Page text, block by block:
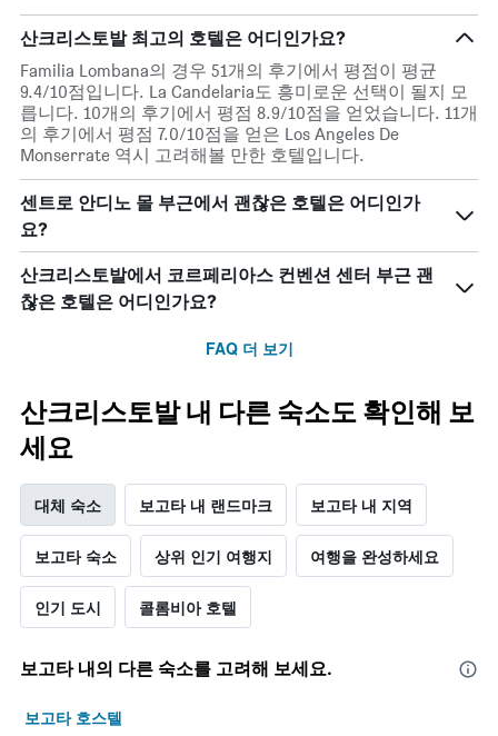
X
축
있
습
니
다.
차
트
에
는
실
의
평
표
시
하
1
개
의
Y
축
이
있
니
시
합
니
다.
차
트
에
는
일
을
표
시
하
는
X
축
이
있
습
니
다.
차
트
에
는
객
의
균
산크리스토발 최고의 호텔은 어디인가요?
Familia Lombana의 경우 51개의 후기에서 평점이 평균
9.4/10점입니다. La Candelaria도 흥미로운 선택이 될지 모
릅니다. 10개의 후기에서 평점 8.9/10점을 얻었습니다. 11개
의 후기에서 평점 7.0/10점을 얻은 Los Angeles De
Monserrate 역시 고려해볼 만한 호텔입니다.
센트로 안디노 몰 부근에서 괜찮은 호텔은 어디인가
요?
산크리스토발에서 코르페리아스 컨벤션 센터 부근 괜
찮은 호텔은 어디인가요?
FAQ 더 보기
산크리스토발 내 다른 숙소도 확인해 보
세요
대체 숙소 보고타 내 랜드마크 보고타 내 지역
보고타 숙소 상위 인기 여행지 여행을 완성하세요
인기 도시 콜롬비아 호텔
보고타 내의 다른 숙소를 고려해 보세요.
보고타 호스텔